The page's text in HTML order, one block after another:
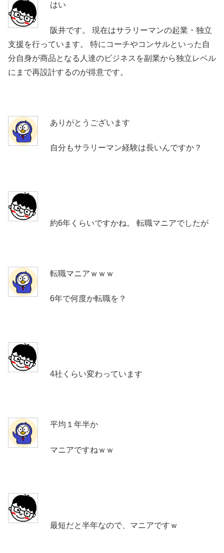
はい
阪井です。 現在はサラリーマンの起業・独立
支援を行っています。 特にコーチやコンサルといった自
分自身が商品となる人達のビジネスを副業から独立レベル
にまで再設計するのが得意です。
ありがとうございます
自分もサラリーマン経験は長いんですか？
約6年くらいですかね。 転職マニアでしたが
転職マニアｗｗｗ
6年で何度か転職を？
4社くらい変わっています
平均１年半か
マニアですねｗｗ
最短だと半年なので、マニアですｗ